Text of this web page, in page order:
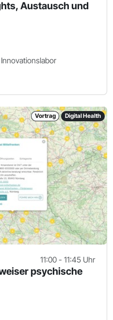
Austausch und
Vortrag Digital Health
11:00 - 11:45 Uhr
psychische